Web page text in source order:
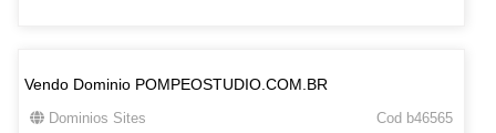
Vendo Dominio POMPEOSTUDIO.COM.BR
Dominios Sites Cod b46565